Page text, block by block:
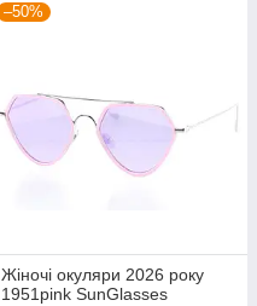
–50%
Жіночі окуляри 2026 року
1951pink SunGlasses